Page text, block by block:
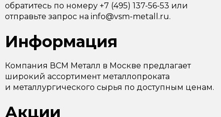
обратитесь по номеру +7 (495) 137-56-53 или
отправьте запрос на info@vsm-metall.ru.
Информация
Компания ВСМ Металл в Москве предлагает
широкий ассортимент металлопроката
и металлургического сырья по доступным ценам.
Акции